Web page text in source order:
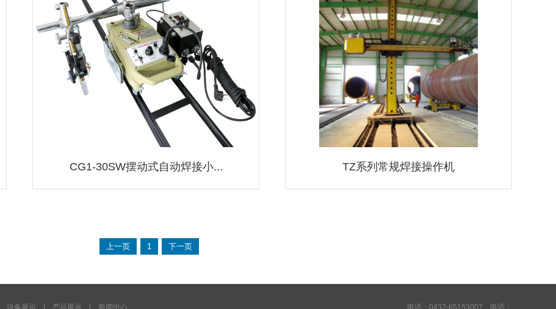
CG1-30SW摆动式自动焊接小... TZ系列常规焊接操作机
上一页 1 下一页
设备展示 产品展示 新闻中心 电话：0432-65153007 电话：